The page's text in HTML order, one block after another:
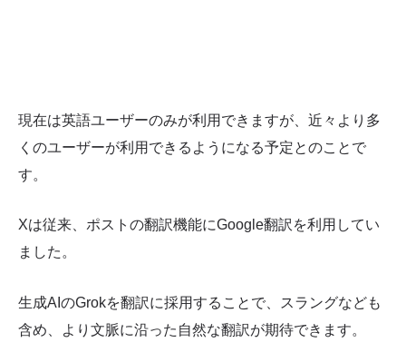
現在は英語ユーザーのみが利用できますが、近々より多
くのユーザーが利用できるようになる予定とのことで
す。
Xは従来、ポストの翻訳機能にGoogle翻訳を利用してい
ました。
生成AIのGrokを翻訳に採用することで、スラングなども
含め、より文脈に沿った自然な翻訳が期待できます。